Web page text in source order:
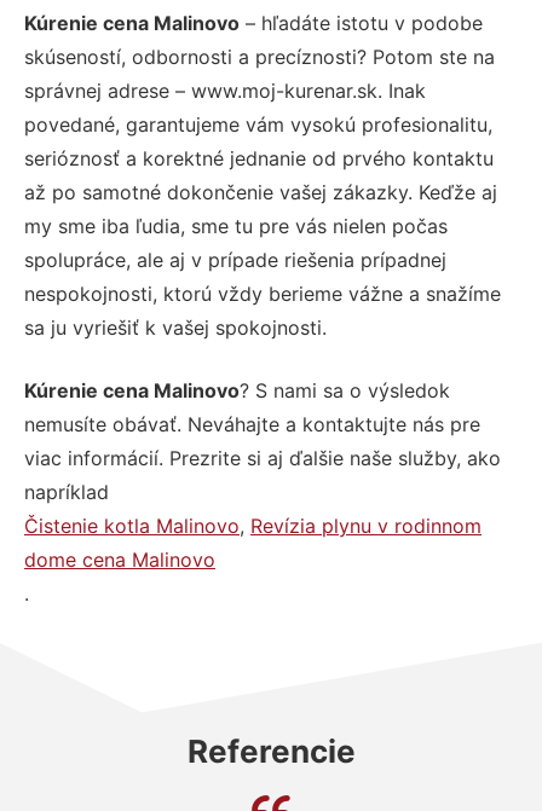
Kúrenie cena Malinovo – hľadáte istotu v podobe
skúseností, odbornosti a precíznosti? Potom ste na
správnej adrese – www.moj-kurenar.sk. Inak
povedané, garantujeme vám vysokú profesionalitu,
serióznosť a korektné jednanie od prvého kontaktu
až po samotné dokončenie vašej zákazky. Keďže aj
my sme iba ľudia, sme tu pre vás nielen počas
spolupráce, ale aj v prípade riešenia prípadnej
nespokojnosti, ktorú vždy berieme vážne a snažíme
sa ju vyriešiť k vašej spokojnosti.
Kúrenie cena Malinovo? S nami sa o výsledok
nemusíte obávať. Neváhajte a kontaktujte nás pre
viac informácií. Prezrite si aj ďalšie naše služby, ako
napríklad
Čistenie kotla Malinovo, Revízia plynu v rodinnom
dome cena Malinovo
.
Referencie